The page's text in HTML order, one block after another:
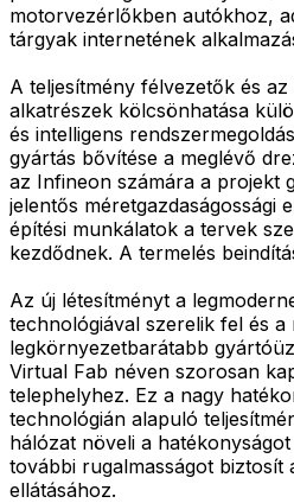
motorvezérlőkben autókhoz,
tárgyak internetének
A teljesítmény félvezetők és
alkatrészek kölcsönhatása
és intelligens
gyártás bővítése a meglévő
az Infineon számára a projekt
jelentős méretgazdaságossági
építési munkálatok a tervek
kezdődnek. A termelés
Az új létesítményt a
technológiával szerelik fel és a
legkörnyezetbarátabb
Virtual Fab néven szorosan
telephelyhez. Ez a nagy
technológián alapuló
hálózat növeli a
további rugalmasságot biztosít
ellátásához.